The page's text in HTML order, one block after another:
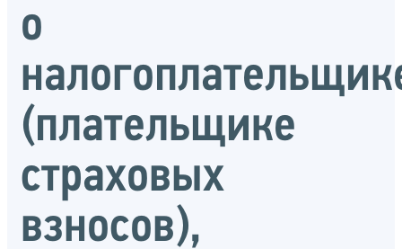
о
(плательщике
страховых
взносов),